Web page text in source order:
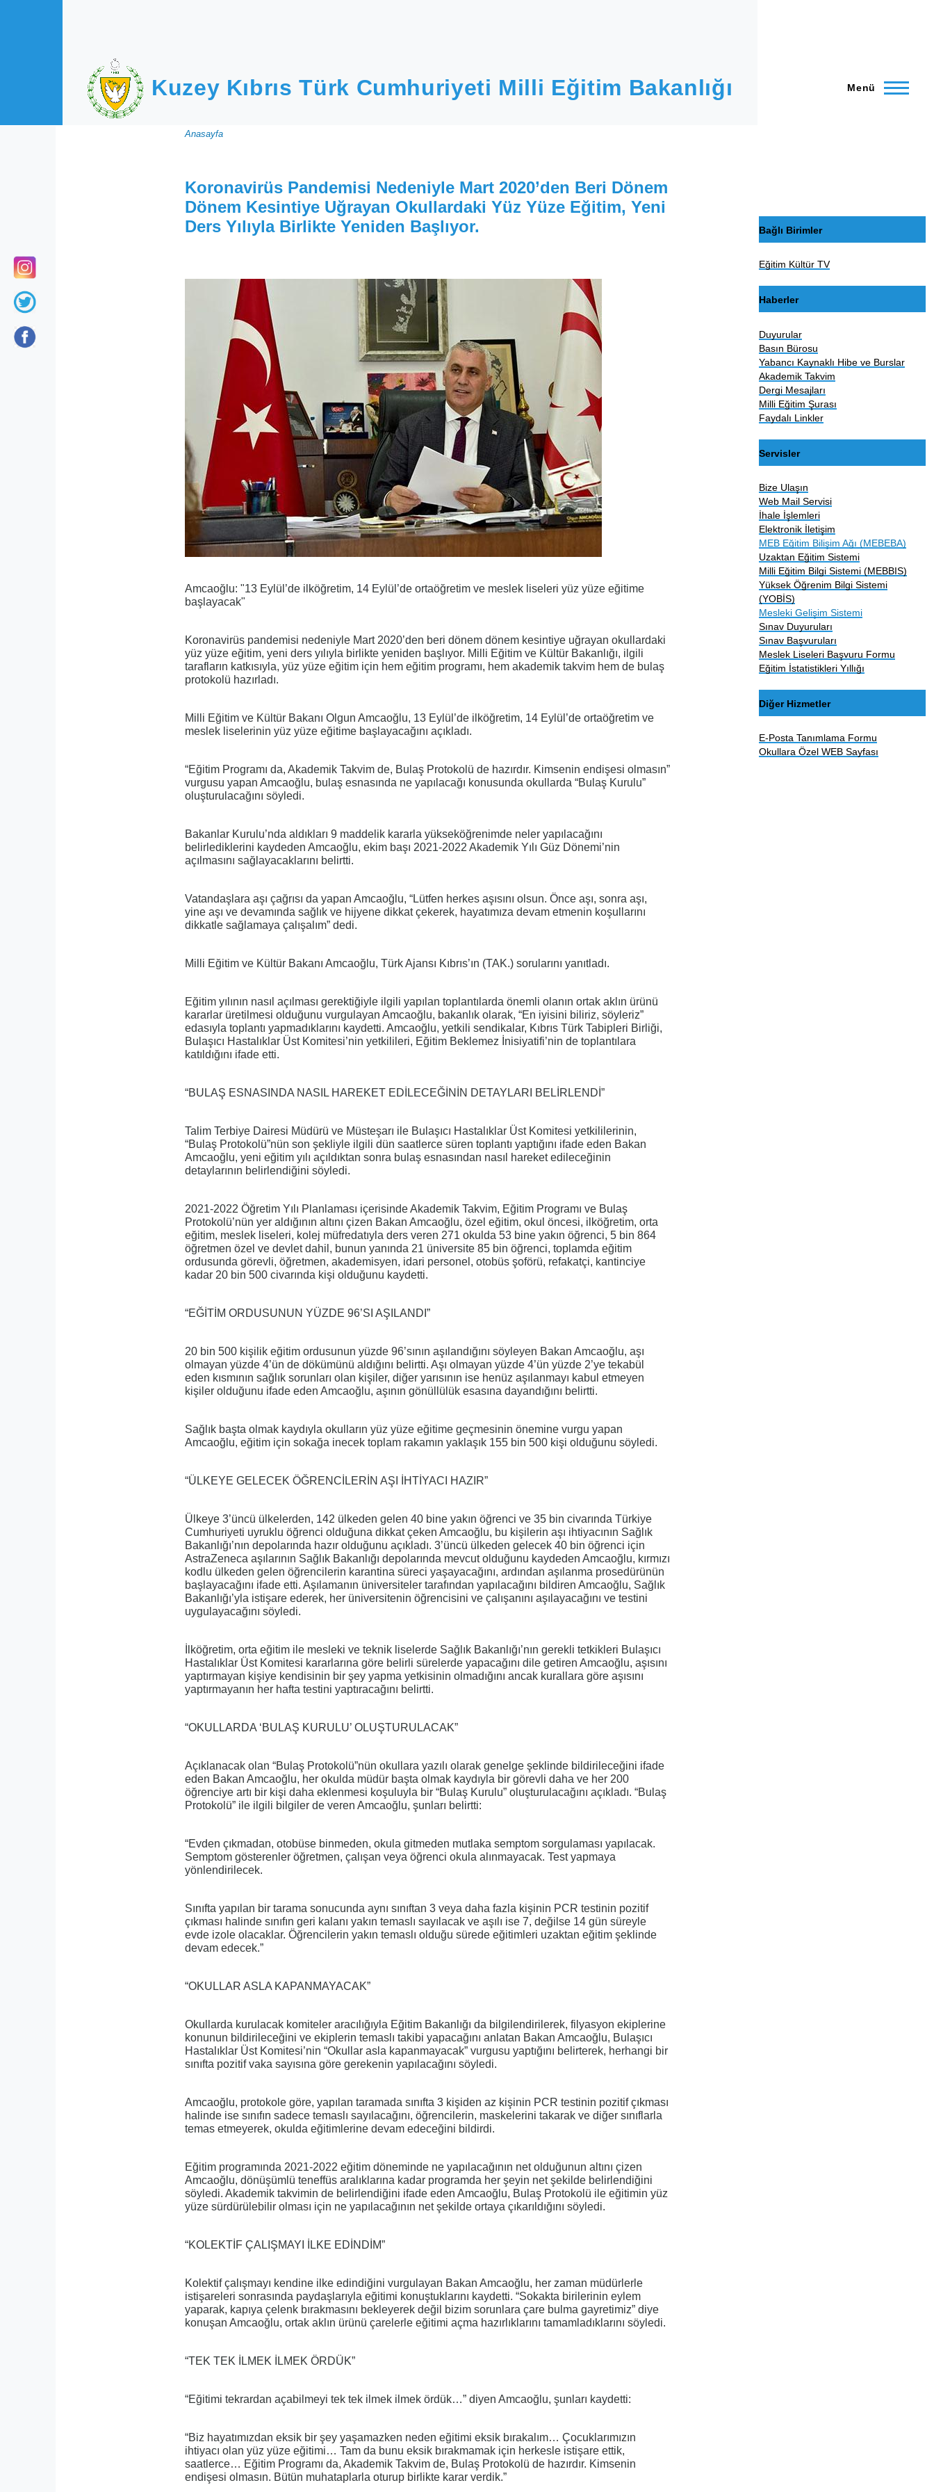
Kuzey Kıbrıs Türk Cumhuriyeti Milli Eğitim Bakanlığı Menü
Sayfa
yolu
Anasayfa
Koronavirüs Pandemisi Nedeniyle Mart 2020’den Beri Dönem
Dönem Kesintiye Uğrayan Okullardaki Yüz Yüze Eğitim, Yeni
Ders Yılıyla Birlikte Yeniden Başlıyor.
Amcaoğlu: "13 Eylül’de ilköğretim, 14 Eylül’de ortaöğretim ve meslek liseleri yüz yüze eğitime
başlayacak"
Koronavirüs pandemisi nedeniyle Mart 2020’den beri dönem dönem kesintiye uğrayan okullardaki
yüz yüze eğitim, yeni ders yılıyla birlikte yeniden başlıyor. Milli Eğitim ve Kültür Bakanlığı, ilgili
tarafların katkısıyla, yüz yüze eğitim için hem eğitim programı, hem akademik takvim hem de bulaş
protokolü hazırladı.
Milli Eğitim ve Kültür Bakanı Olgun Amcaoğlu, 13 Eylül’de ilköğretim, 14 Eylül’de ortaöğretim ve
meslek liselerinin yüz yüze eğitime başlayacağını açıkladı.
“Eğitim Programı da, Akademik Takvim de, Bulaş Protokolü de hazırdır. Kimsenin endişesi olmasın”
vurgusu yapan Amcaoğlu, bulaş esnasında ne yapılacağı konusunda okullarda “Bulaş Kurulu”
oluşturulacağını söyledi.
Bakanlar Kurulu’nda aldıkları 9 maddelik kararla yükseköğrenimde neler yapılacağını
belirlediklerini kaydeden Amcaoğlu, ekim başı 2021-2022 Akademik Yılı Güz Dönemi’nin
açılmasını sağlayacaklarını belirtti.
Vatandaşlara aşı çağrısı da yapan Amcaoğlu, “Lütfen herkes aşısını olsun. Önce aşı, sonra aşı,
yine aşı ve devamında sağlık ve hijyene dikkat çekerek, hayatımıza devam etmenin koşullarını
dikkatle sağlamaya çalışalım” dedi.
Milli Eğitim ve Kültür Bakanı Amcaoğlu, Türk Ajansı Kıbrıs’ın (TAK.) sorularını yanıtladı.
Eğitim yılının nasıl açılması gerektiğiyle ilgili yapılan toplantılarda önemli olanın ortak aklın ürünü
kararlar üretilmesi olduğunu vurgulayan Amcaoğlu, bakanlık olarak, “En iyisini biliriz, söyleriz”
edasıyla toplantı yapmadıklarını kaydetti. Amcaoğlu, yetkili sendikalar, Kıbrıs Türk Tabipleri Birliği,
Bulaşıcı Hastalıklar Üst Komitesi’nin yetkilileri, Eğitim Beklemez İnisiyatifi’nin de toplantılara
katıldığını ifade etti.
“BULAŞ ESNASINDA NASIL HAREKET EDİLECEĞİNİN DETAYLARI BELİRLENDİ”
Talim Terbiye Dairesi Müdürü ve Müsteşarı ile Bulaşıcı Hastalıklar Üst Komitesi yetkililerinin,
“Bulaş Protokolü”nün son şekliyle ilgili dün saatlerce süren toplantı yaptığını ifade eden Bakan
Amcaoğlu, yeni eğitim yılı açıldıktan sonra bulaş esnasından nasıl hareket edileceğinin
detaylarının belirlendiğini söyledi.
2021-2022 Öğretim Yılı Planlaması içerisinde Akademik Takvim, Eğitim Programı ve Bulaş
Protokolü’nün yer aldığının altını çizen Bakan Amcaoğlu, özel eğitim, okul öncesi, ilköğretim, orta
eğitim, meslek liseleri, kolej müfredatıyla ders veren 271 okulda 53 bine yakın öğrenci, 5 bin 864
öğretmen özel ve devlet dahil, bunun yanında 21 üniversite 85 bin öğrenci, toplamda eğitim
ordusunda görevli, öğretmen, akademisyen, idari personel, otobüs şoförü, refakatçi, kantinciye
kadar 20 bin 500 civarında kişi olduğunu kaydetti.
“EĞİTİM ORDUSUNUN YÜZDE 96’SI AŞILANDI”
20 bin 500 kişilik eğitim ordusunun yüzde 96’sının aşılandığını söyleyen Bakan Amcaoğlu, aşı
olmayan yüzde 4’ün de dökümünü aldığını belirtti. Aşı olmayan yüzde 4’ün yüzde 2’ye tekabül
eden kısmının sağlık sorunları olan kişiler, diğer yarısının ise henüz aşılanmayı kabul etmeyen
kişiler olduğunu ifade eden Amcaoğlu, aşının gönüllülük esasına dayandığını belirtti.
Sağlık başta olmak kaydıyla okulların yüz yüze eğitime geçmesinin önemine vurgu yapan
Amcaoğlu, eğitim için sokağa inecek toplam rakamın yaklaşık 155 bin 500 kişi olduğunu söyledi.
“ÜLKEYE GELECEK ÖĞRENCİLERİN AŞI İHTİYACI HAZIR”
Ülkeye 3’üncü ülkelerden, 142 ülkeden gelen 40 bine yakın öğrenci ve 35 bin civarında Türkiye
Cumhuriyeti uyruklu öğrenci olduğuna dikkat çeken Amcaoğlu, bu kişilerin aşı ihtiyacının Sağlık
Bakanlığı’nın depolarında hazır olduğunu açıkladı. 3’üncü ülkeden gelecek 40 bin öğrenci için
AstraZeneca aşılarının Sağlık Bakanlığı depolarında mevcut olduğunu kaydeden Amcaoğlu, kırmızı
kodlu ülkeden gelen öğrencilerin karantina süreci yaşayacağını, ardından aşılanma prosedürünün
başlayacağını ifade etti. Aşılamanın üniversiteler tarafından yapılacağını bildiren Amcaoğlu, Sağlık
Bakanlığı’yla istişare ederek, her üniversitenin öğrencisini ve çalışanını aşılayacağını ve testini
uygulayacağını söyledi.
İlköğretim, orta eğitim ile mesleki ve teknik liselerde Sağlık Bakanlığı’nın gerekli tetkikleri Bulaşıcı
Hastalıklar Üst Komitesi kararlarına göre belirli sürelerde yapacağını dile getiren Amcaoğlu, aşısını
yaptırmayan kişiye kendisinin bir şey yapma yetkisinin olmadığını ancak kurallara göre aşısını
yaptırmayanın her hafta testini yaptıracağını belirtti.
“OKULLARDA ‘BULAŞ KURULU’ OLUŞTURULACAK”
Açıklanacak olan “Bulaş Protokolü”nün okullara yazılı olarak genelge şeklinde bildirileceğini ifade
eden Bakan Amcaoğlu, her okulda müdür başta olmak kaydıyla bir görevli daha ve her 200
öğrenciye artı bir kişi daha eklenmesi koşuluyla bir “Bulaş Kurulu” oluşturulacağını açıkladı. “Bulaş
Protokolü” ile ilgili bilgiler de veren Amcaoğlu, şunları belirtti:
“Evden çıkmadan, otobüse binmeden, okula gitmeden mutlaka semptom sorgulaması yapılacak.
Semptom gösterenler öğretmen, çalışan veya öğrenci okula alınmayacak. Test yapmaya
yönlendirilecek.
Sınıfta yapılan bir tarama sonucunda aynı sınıftan 3 veya daha fazla kişinin PCR testinin pozitif
çıkması halinde sınıfın geri kalanı yakın temaslı sayılacak ve aşılı ise 7, değilse 14 gün süreyle
evde izole olacaklar. Öğrencilerin yakın temaslı olduğu sürede eğitimleri uzaktan eğitim şeklinde
devam edecek.”
“OKULLAR ASLA KAPANMAYACAK”
Okullarda kurulacak komiteler aracılığıyla Eğitim Bakanlığı da bilgilendirilerek, filyasyon ekiplerine
konunun bildirileceğini ve ekiplerin temaslı takibi yapacağını anlatan Bakan Amcaoğlu, Bulaşıcı
Hastalıklar Üst Komitesi’nin “Okullar asla kapanmayacak” vurgusu yaptığını belirterek, herhangi bir
sınıfta pozitif vaka sayısına göre gerekenin yapılacağını söyledi.
Amcaoğlu, protokole göre, yapılan taramada sınıfta 3 kişiden az kişinin PCR testinin pozitif çıkması
halinde ise sınıfın sadece temaslı sayılacağını, öğrencilerin, maskelerini takarak ve diğer sınıflarla
temas etmeyerek, okulda eğitimlerine devam edeceğini bildirdi.
Eğitim programında 2021-2022 eğitim döneminde ne yapılacağının net olduğunun altını çizen
Amcaoğlu, dönüşümlü teneffüs aralıklarına kadar programda her şeyin net şekilde belirlendiğini
söyledi. Akademik takvimin de belirlendiğini ifade eden Amcaoğlu, Bulaş Protokolü ile eğitimin yüz
yüze sürdürülebilir olması için ne yapılacağının net şekilde ortaya çıkarıldığını söyledi.
“KOLEKTİF ÇALIŞMAYI İLKE EDİNDİM”
Kolektif çalışmayı kendine ilke edindiğini vurgulayan Bakan Amcaoğlu, her zaman müdürlerle
istişareleri sonrasında paydaşlarıyla eğitimi konuştuklarını kaydetti. “Sokakta birilerinin eylem
yaparak, kapıya çelenk bırakmasını bekleyerek değil bizim sorunlara çare bulma gayretimiz” diye
konuşan Amcaoğlu, ortak aklın ürünü çarelerle eğitimi açma hazırlıklarını tamamladıklarını söyledi.
“TEK TEK İLMEK İLMEK ÖRDÜK”
“Eğitimi tekrardan açabilmeyi tek tek ilmek ilmek ördük…” diyen Amcaoğlu, şunları kaydetti:
“Biz hayatımızdan eksik bir şey yaşamazken neden eğitimi eksik bırakalım… Çocuklarımızın
ihtiyacı olan yüz yüze eğitimi… Tam da bunu eksik bırakmamak için herkesle istişare ettik,
saatlerce… Eğitim Programı da, Akademik Takvim de, Bulaş Protokolü de hazırdır. Kimsenin
endişesi olmasın. Bütün muhataplarla oturup birlikte karar verdik.”
Bağlı Birimler
Eğitim Kültür TV
Haberler
Duyurular
Basın Bürosu
Yabancı Kaynaklı Hibe ve Burslar
Akademik Takvim
Dergi Mesajları
Milli Eğitim Şurası
Faydalı Linkler
Servisler
Bize Ulaşın
Web Mail Servisi
İhale İşlemleri
Elektronik İletişim
MEB Eğitim Bilişim Ağı (MEBEBA)
Uzaktan Eğitim Sistemi
Milli Eğitim Bilgi Sistemi (MEBBIS)
Yüksek Öğrenim Bilgi Sistemi
(YOBİS)
Mesleki Gelişim Sistemi
Sınav Duyuruları
Sınav Başvuruları
Meslek Liseleri Başvuru Formu
Eğitim İstatistikleri Yıllığı
Diğer Hizmetler
E-Posta Tanımlama Formu
Okullara Özel WEB Sayfası